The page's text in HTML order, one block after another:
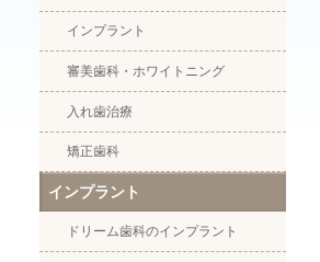
インプラント
審美歯科・ホワイトニング
入れ歯治療
矯正歯科
インプラント
ドリーム歯科のインプラント